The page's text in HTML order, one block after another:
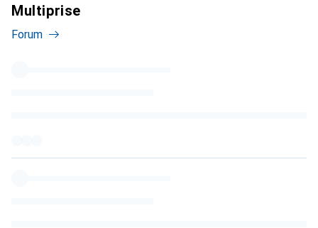
Multiprise
Forum